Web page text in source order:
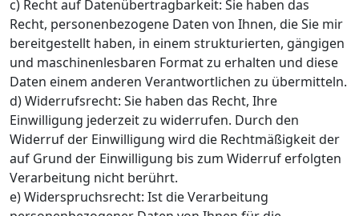
c) Recht auf Datenübertragbarkeit: Sie haben das
Recht, personenbezogene Daten von Ihnen, die Sie mir
bereitgestellt haben, in einem strukturierten, gängigen
und maschinenlesbaren Format zu erhalten und diese
Daten einem anderen Verantwortlichen zu übermitteln.
d) Widerrufsrecht: Sie haben das Recht, Ihre
Einwilligung jederzeit zu widerrufen. Durch den
Widerruf der Einwilligung wird die Rechtmäßigkeit der
auf Grund der Einwilligung bis zum Widerruf erfolgten
Verarbeitung nicht berührt.
e) Widerspruchsrecht: Ist die Verarbeitung